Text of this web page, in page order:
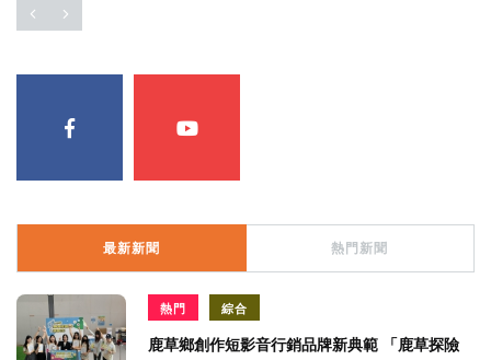
最新新聞 熱門新聞
熱門 綜合
鹿草鄉創作短影音行銷品牌新典範 「鹿草探險